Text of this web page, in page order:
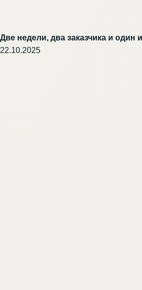
Две недели, два заказчика и один
22.10.2025